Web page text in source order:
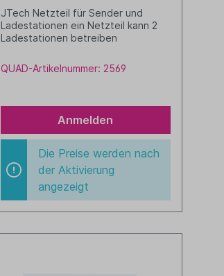
JTech Netzteil für Sender und
Ladestationen ein Netzteil kann 2
Ladestationen betreiben
QUAD-Artikelnummer: 2569
Anmelden
Die Preise werden nach
der Aktivierung
angezeigt